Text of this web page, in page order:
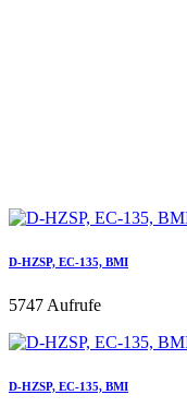
D-HZSP, EC-135, BMI
5747 Aufrufe
D-HZSP, EC-135, BMI